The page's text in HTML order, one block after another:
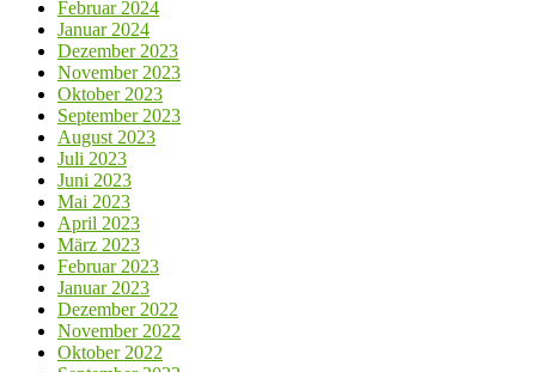
Februar 2024
Januar 2024
Dezember 2023
November 2023
Oktober 2023
September 2023
August 2023
Juli 2023
Juni 2023
Mai 2023
April 2023
März 2023
Februar 2023
Januar 2023
Dezember 2022
November 2022
Oktober 2022